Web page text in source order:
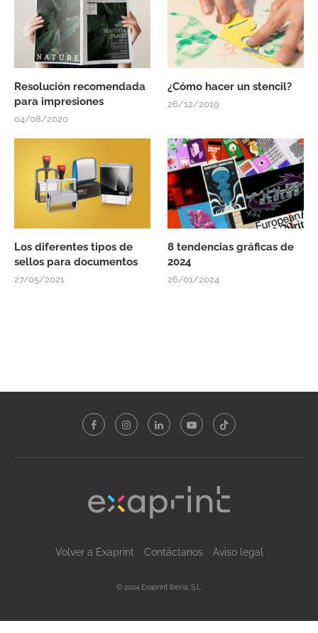
Resolución recomendada
para impresiones
04/08/2020
¿Cómo hacer un stencil?
26/12/2019
Los diferentes tipos de
sellos para documentos
27/05/2021
8 tendencias gráficas de
2024
26/01/2024
Volver a Exaprint Contáctanos Aviso legal
© 2024 Exaprint Iberia, S.L.